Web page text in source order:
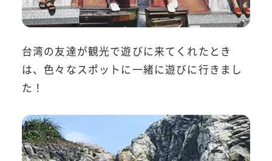
台湾の友達が観光で遊びに来てくれたとき
は、色々なスポットに一緒に遊びに行きまし
た！